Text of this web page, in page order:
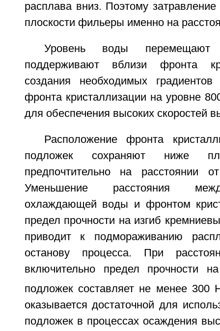
расплава вниз. Поэтому
плоскости фильеры именно на
Уровень воды
поддерживают вблизи фронта
создания необходимых градиентов
фронта кристаллизации на уровне
для обеспечения высоких скоростей
Расположение фронта
подложек сохраняют ниже
предпочтительно на
Уменьшение расстояния
охлаждающей воды и фронтом
предел прочности на изгиб
приводит к подмораживанию
останову процесса. При
включительно предел прочности
подложек составляет не менее 300
оказывается достаточной для
подложек в процессах осаждения